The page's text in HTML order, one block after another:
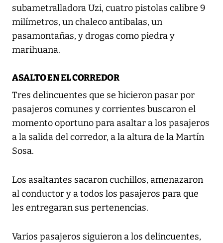
subametralladora Uzi, cuatro pistolas calibre 9
milímetros, un chaleco antibalas, un
pasamontañas, y drogas como piedra y
marihuana.
ASALTO EN EL CORREDOR
Tres delincuentes que se hicieron pasar por
pasajeros comunes y corrientes buscaron el
momento oportuno para asaltar a los pasajeros
a la salida del corredor, a la altura de la Martín
Sosa.
Los asaltantes sacaron cuchillos, amenazaron
al conductor y a todos los pasajeros para que
les entregaran sus pertenencias.
Varios pasajeros siguieron a los delincuentes,